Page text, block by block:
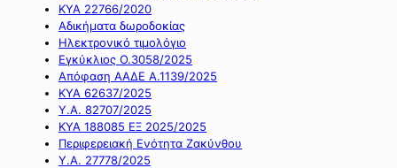
ΚΥΑ 22766/2020
Αδικήματα δωροδοκίας
Ηλεκτρονικό τιμολόγιο
Εγκύκλιος Ο.3058/2025
Απόφαση ΑΑΔΕ Α.1139/2025
ΚΥΑ 62637/2025
Υ.Α. 82707/2025
ΚΥΑ 188085 ΕΞ 2025/2025
Περιφερειακή Ενότητα Ζακύνθου
Υ.Α. 27778/2025